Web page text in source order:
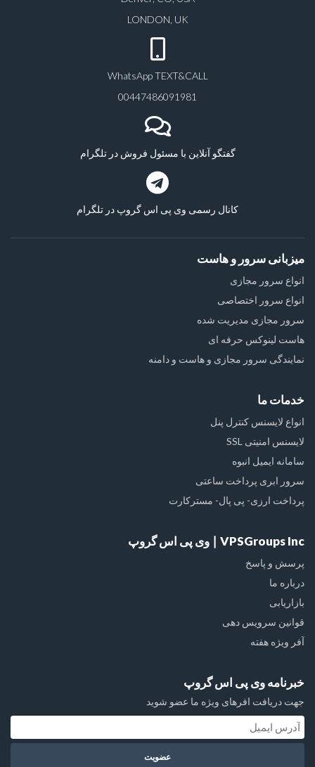
LONDON, UK
WhatsApp TEXT&CALL
00447486091981
گفتگو آنلاین با مسئول فروش در تلگرام
کانال رسمی وی پی اس گروپ در تلگرام
میزبانی سرور و هاست
انواع سرور مجازی
انواع سرور اختصاصی
سرور مجازی مدیریت شده
هاست لینوکس حرفه ای
نمایندگی سرور مجازی و هاست و دامنه
خدمات ما
انواع لایسنس کنترل پنل
لایسنس امنیتی SSL
سامانه ایمیل انبوه
سرور ابری پرداخت ساعتی
پرداخت ارزی- پی پال- مسترکارت
VPSGroups Inc ∣ وی پی اس گروپ
پرسش و پاسخ
درباره ما
بازاریابی
قوانین سرویس دهی
آفر ویژه هفته
خبرنامه وی پی اس گروپ
جهت دریافت افرهای ویژه ما عضو شوید